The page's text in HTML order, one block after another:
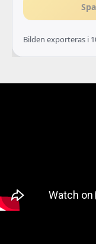
Bilden exporteras i